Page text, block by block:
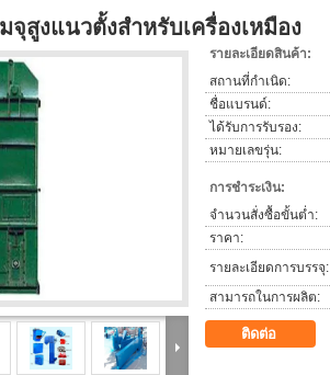
จุสูงแนวตั้งสำหรับเครื่องเหมือง
รายละเอียดสินค้า:
สถานที่กำเนิด:
ชื่อแบรนด์:
ได้รับการรับรอง:
หมายเลขรุ่น:
การชำระเงิน:
จำนวนสั่งซื้อขั้นต่ำ:
ราคา:
รายละเอียดการบรรจุ:
สามารถในการผลิต:
ติดต่อ